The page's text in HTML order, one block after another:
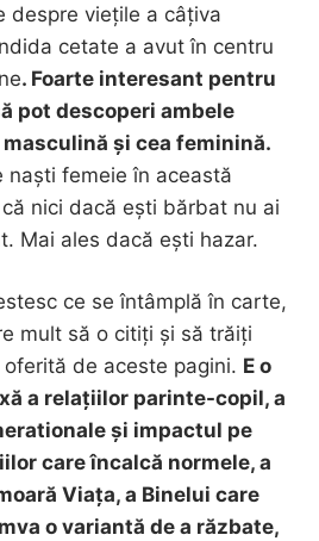
despre viețile a câțiva
cetate a avut în centru
. Foarte interesant pentru
pot descoperi ambele
și cea feminină.
naști femeie în această
nici dacă ești bărbat nu ai
Mai ales dacă ești hazar.
ce se întâmplă în carte,
mult să o citiți și să trăiți
de aceste pagini. E o
a relațiilor parinte-copil, a
și impactul pe
care încalcă normele, a
Viața, a Binelui care
o variantă de a răzbate,